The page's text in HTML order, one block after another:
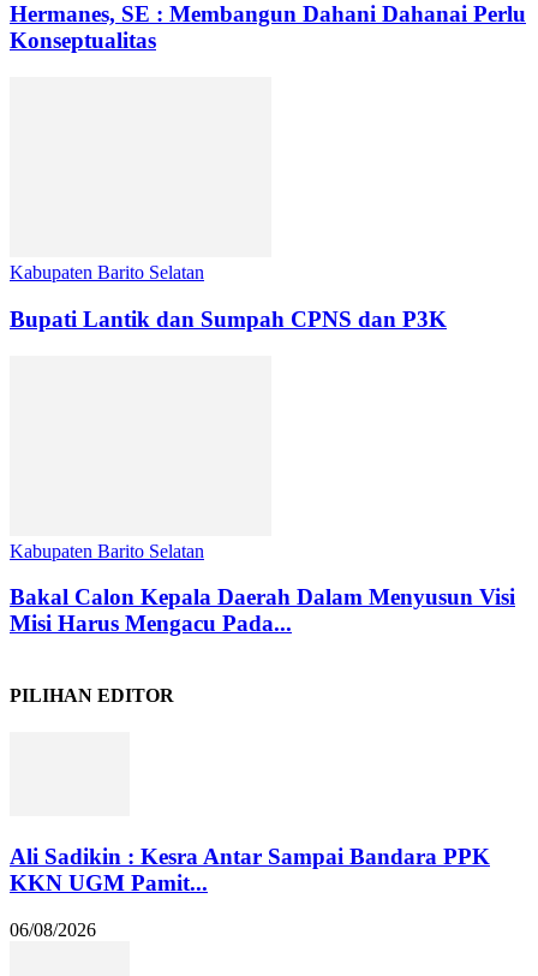
Hermanes, SE : Membangun Dahani Dahanai Perlu
Konseptualitas
Kabupaten Barito Selatan
Bupati Lantik dan Sumpah CPNS dan P3K
Kabupaten Barito Selatan
Bakal Calon Kepala Daerah Dalam Menyusun Visi
Misi Harus Mengacu Pada...
PILIHAN EDITOR
Ali Sadikin : Kesra Antar Sampai Bandara PPK
KKN UGM Pamit...
06/08/2026